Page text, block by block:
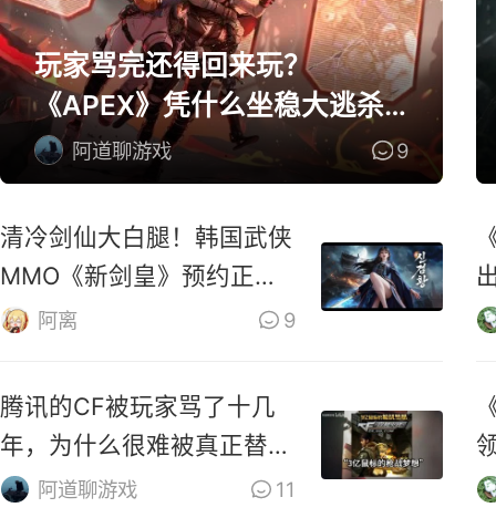
玩家骂完还得回来玩？
《APEX》凭什么坐稳大逃杀
第一桌？
阿道聊游戏 9
清冷剑仙大白腿！韩国武侠
MMO《新剑皇》预约正式
开启阿离 9
腾讯的CF被玩家骂了十几
年，为什么很难被真正替
代？阿道聊游戏 11